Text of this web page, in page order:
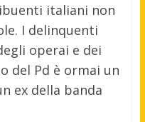
italiani non
I delinquenti
operai e dei
del Pd è ormai un
ex della banda